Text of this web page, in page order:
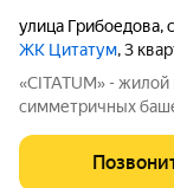
улица Грибоедова,
ЖК Цитатум, 3
«CITATUM» -
симметричных
котором
консьержем и